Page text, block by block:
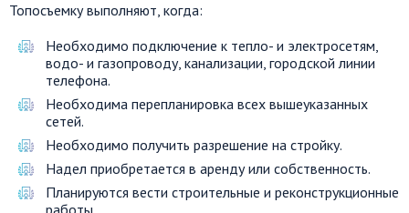
Топосъемку выполняют, когда:
Необходимо подключение к тепло- и электросетям,
водо- и газопроводу, канализации, городской линии
телефона.
Необходима перепланировка всех вышеуказанных
сетей.
Необходимо получить разрешение на стройку.
Надел приобретается в аренду или собственность.
Планируются вести строительные и реконструкционные
работы.